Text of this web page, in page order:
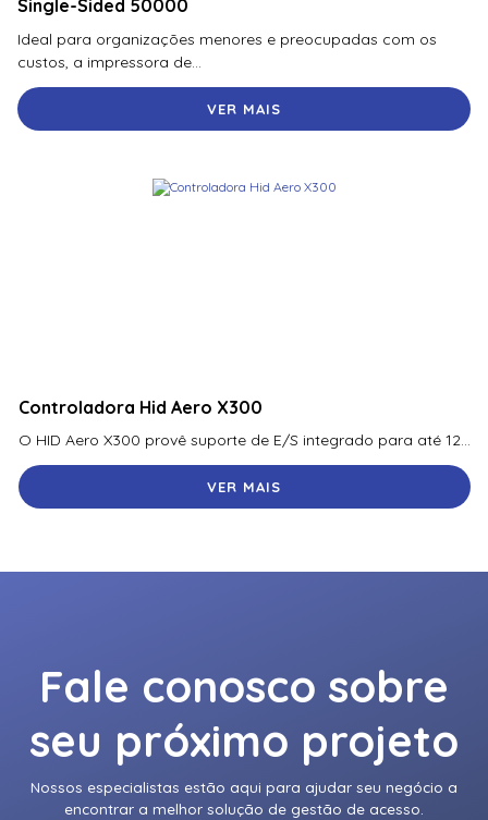
Single-Sided 50000
Ideal para organizações menores e preocupadas com os
custos, a impressora de...
VER MAIS
Controladora Hid Aero X300
O HID Aero X300 provê suporte de E/S integrado para até 12...
VER MAIS
Fale conosco sobre
seu próximo projeto
Nossos especialistas estão aqui para ajudar seu negócio a
encontrar a melhor solução de gestão de acesso.